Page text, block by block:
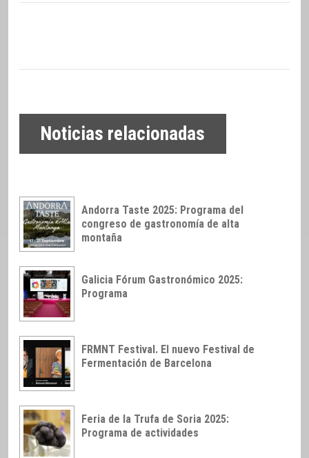
Noticias relacionadas
Andorra Taste 2025: Programa del
congreso de gastronomía de alta
montaña
Galicia Fórum Gastronómico 2025:
Programa
FRMNT Festival. El nuevo Festival de
Fermentación de Barcelona
Feria de la Trufa de Soria 2025:
Programa de actividades